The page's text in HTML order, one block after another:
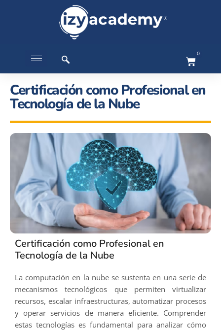
0
Certificación como Profesional en
Tecnología de la Nube
Certificación como Profesional en
Tecnología de la Nube
La computación en la nube se sustenta en una serie de
mecanismos tecnológicos que permiten virtualizar
recursos, escalar infraestructuras, automatizar procesos
y operar servicios de manera eficiente. Comprender
estas tecnologías es fundamental para analizar cómo